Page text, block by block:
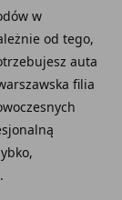
w
od tego,
auta
filia